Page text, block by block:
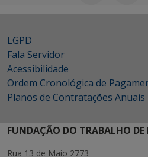
LGPD
Fala Servidor
Acessibilidade
Ordem Cronológica de
Planos de Contratações Anuais
FUNDAÇÃO DO TRABALHO
Rua 13 de Maio 2773